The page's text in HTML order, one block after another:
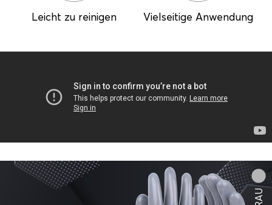
Leicht zu reinigen Vielseitige Anwendung